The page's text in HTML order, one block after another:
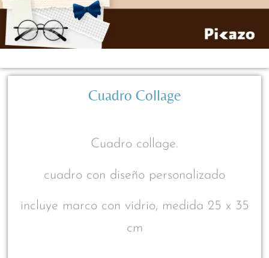
Cuadro Collage
Cuadro collage.
cuadro con diseño personalizado
incluye marco con vidrio, medida 25 x 35
cm